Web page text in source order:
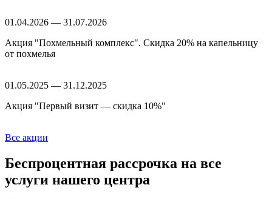
01.04.2026 — 31.07.2026
Акция "Похмельный комплекс". Скидка 20% на капельницу
от похмелья
01.05.2025 — 31.12.2025
Акция "Первый визит — скидка 10%"
Все акции
Беспроцентная рассрочка на все
услуги нашего центра